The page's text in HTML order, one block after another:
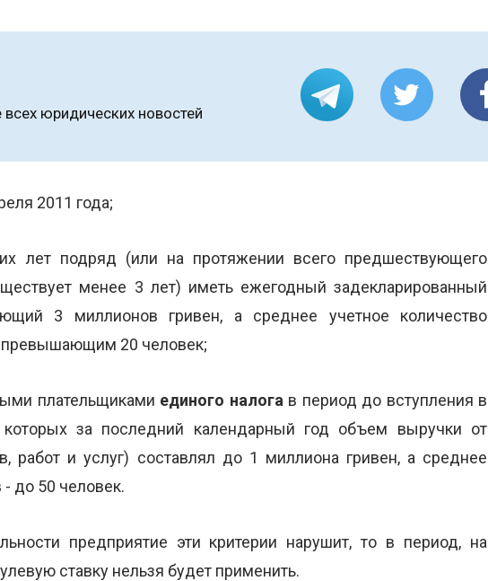
юридических новостей
2011 года;
лет подряд (или на протяжении всего предшествующего
менее 3 лет) иметь ежегодный задекларированный
3 миллионов гривен, а среднее учетное количество
превышающим 20 человек;
плательщиками единого налога в период до вступления в
за последний календарный год объем выручки от
работ и услуг) составлял до 1 миллиона гривен, а среднее
- до 50 человек.
предприятие эти критерии нарушит, то в период, на
ставку нельзя будет применить.